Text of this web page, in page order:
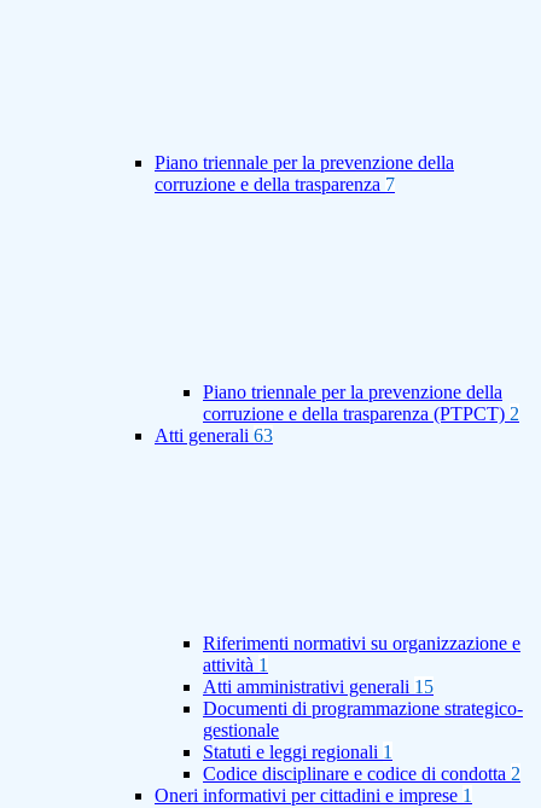
Piano triennale per la prevenzione della
corruzione e della trasparenza 7
Piano triennale per la prevenzione della
corruzione e della trasparenza (PTPCT) 2
Atti generali 63
Riferimenti normativi su organizzazione e
attività 1
Atti amministrativi generali 15
Documenti di programmazione strategico-
gestionale
Statuti e leggi regionali 1
Codice disciplinare e codice di condotta 2
Oneri informativi per cittadini e imprese 1